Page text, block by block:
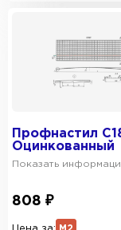
Профнастил
Оцинкованный
Показать
808 ₽